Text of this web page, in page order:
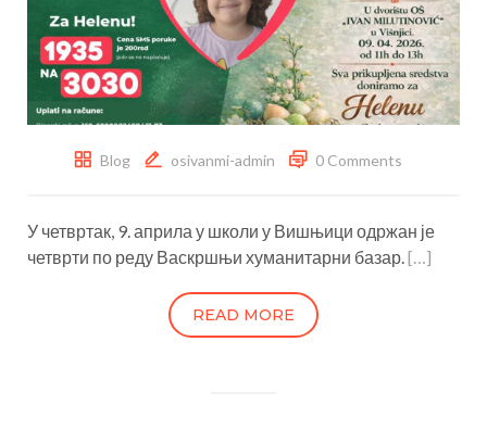
Blog osivanmi-admin 0 Comments
У четвртак, 9. априла у школи у Вишњици одржан је
четврти по реду Васкршњи хуманитарни базар. […]
READ MORE